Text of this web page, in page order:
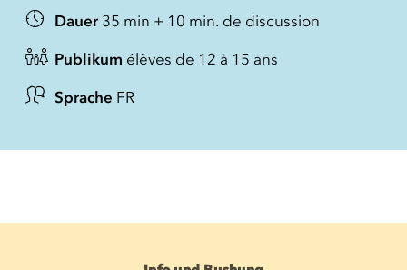
Dauer 35 min + 10 min. de discussion
Publikum élèves de 12 à 15 ans
Sprache FR